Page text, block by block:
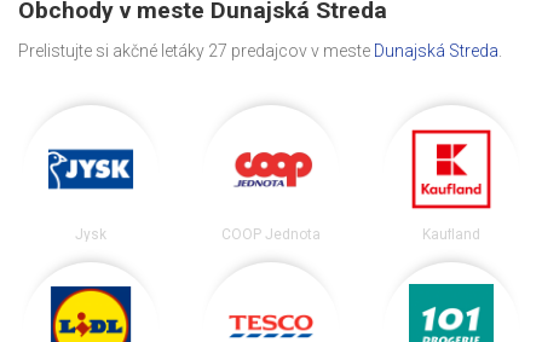
Obchody v meste Dunajská Streda
Prelistujte si akčné letáky 27 predajcov v meste Dunajská Streda
Jysk COOP Jednota Kaufland